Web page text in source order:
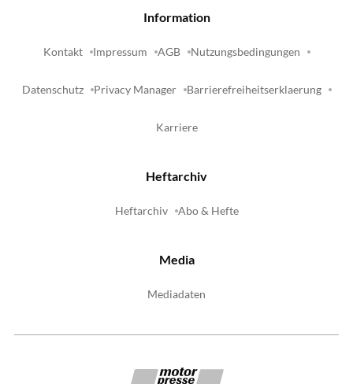
Information
Kontakt Impressum AGB Nutzungsbedingungen
Datenschutz Privacy Manager Barrierefreiheitserklaerung
Karriere
Heftarchiv
Heftarchiv Abo & Hefte
Media
Mediadaten